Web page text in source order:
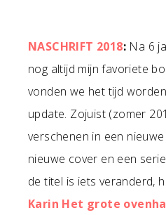
NASCHRIFT 2018: Na 6
nog altijd mijn favoriete
vonden we het tijd
update. Zojuist (zomer
verschenen in een
nieuwe cover en een
de titel is iets veranderd,
Karin Het grote